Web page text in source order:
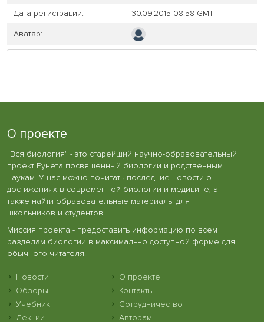
Дата регистрации:
30.09.2015 08:58 GMT
Аватар:
О проекте
"Вся биология" - это старейший научно-образовательный
проект Рунета посвященный биологии и родственным
наукам. У нас можно почитать последние новости о
достижениях в современной биологии и медицине, а
также найти образовательные материалы для
школьников и студентов.
Миссия проекта - предоставить информацию по всем
разделам биологии в максимально доступной форме для
обычного читателя.
Новости
Обзоры
Учебник
Лекции
О проекте
Контакты
Сотрудничество
Авторам